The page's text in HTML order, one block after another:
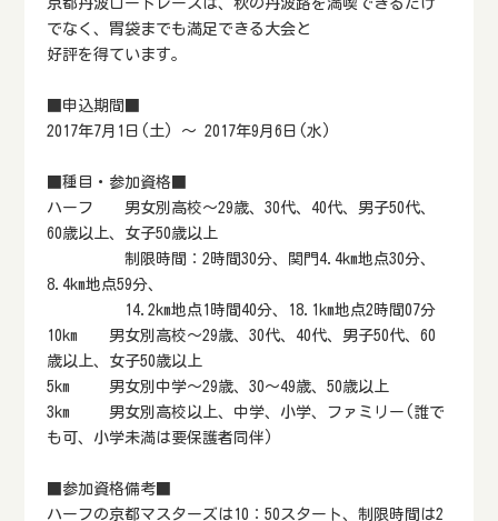
京都丹波ロードレースは、秋の丹波路を満喫できるだけ
でなく、胃袋までも満足できる大会と
好評を得ています。
■申込期間■
2017年7月1日(土) ～ 2017年9月6日(水)
■種目・参加資格■
ハーフ 男女別高校～29歳、30代、40代、男子50代、
60歳以上、女子50歳以上
制限時間：2時間30分、関門4.4km地点30分、
8.4km地点59分、
14.2km地点1時間40分、18.1km地点2時間07分
10km 男女別高校～29歳、30代、40代、男子50代、60
歳以上、女子50歳以上
5km 男女別中学～29歳、30～49歳、50歳以上
3km 男女別高校以上、中学、小学、ファミリー(誰で
も可、小学未満は要保護者同伴)
■参加資格備考■
ハーフの京都マスターズは10：50スタート、制限時間は2